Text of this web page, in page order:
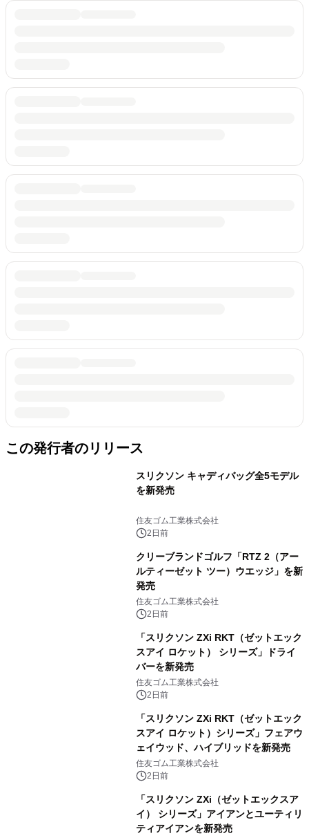
この発行者のリリース
スリクソン キャディバッグ全5モデル
を新発売
住友ゴム工業株式会社
2日前
クリーブランドゴルフ「RTZ 2（アー
ルティーゼット ツー）ウエッジ」を新
発売
住友ゴム工業株式会社
2日前
「スリクソン ZXi RKT（ゼットエック
スアイ ロケット） シリーズ」ドライ
バーを新発売
住友ゴム工業株式会社
2日前
「スリクソン ZXi RKT（ゼットエック
スアイ ロケット）シリーズ」フェアウ
ェイウッド、ハイブリッドを新発売
住友ゴム工業株式会社
2日前
「スリクソン ZXi（ゼットエックスア
イ） シリーズ」アイアンとユーティリ
ティアイアンを新発売